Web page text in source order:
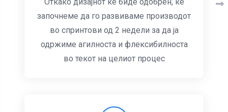
започнеме да го развиваме производот
во спринтови од 2 недели за да ја
одржиме агилноста и флексибилноста
во текот на целиот процес